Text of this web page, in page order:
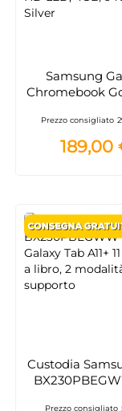
Samsung
Chromebook
Notebook 3
Prezzo consigliato
189,00
Custodia
Prezzo consigliato